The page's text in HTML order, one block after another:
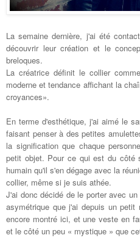
La semaine dernière, j'ai été
découvrir leur création et le
breloques.
La créatrice définit le collier
moderne et tendance affichant la
croyances».
En terme d'esthétique, j'ai aimé le
faisant penser à des petites
la signification que chaque
petit objet. Pour ce qui est du côté
humain qu'il s'en dégage avec la
collier, même si je suis athée.
J'ai donc décidé de le porter avec
asymétrique que j'ai depuis un
encore montré ici, et une veste en
et le côté un peu « mystique » que